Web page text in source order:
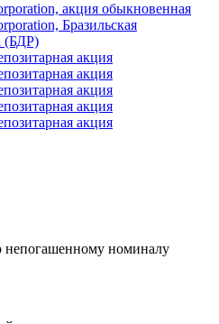
акция обыкновенная
Бразильская
(БДР)
акция
акция
акция
акция
акция
номиналу